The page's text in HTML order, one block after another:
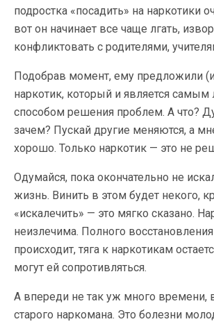
подростка «посадить» на наркотики
вот он начинает все чаще лгать,
конфликтовать с родителями,
Подобрав момент, ему предложили
наркотик, который и является самым
способом решения проблем. А что?
зачем? Пускай другие меняются, а
хорошо. Только наркотик — это не
Одумайся, пока окончательно не
жизнь. Винить в этом будет некого,
«искалечить» — это мягко сказано.
неизлечима. Полного
происходит, тяга к наркотикам
могут ей сопротивляться.
А впереди не так уж много времени,
старого наркомана. Это болезни